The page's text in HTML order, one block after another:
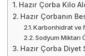
Hazır Çorba Kilo
Hazır Çorbanın
Karbonhidrat ve
Sodyum Miktarı
Hazır Çorba